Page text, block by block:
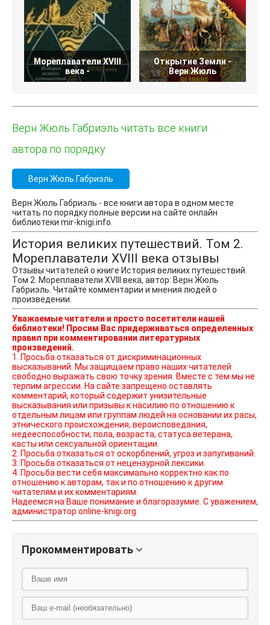
Мореплаватели XVIII
века -
Открытие Земли -
Верн Жюль
Верн Жюль Габриэль читать все книги
автора по порядку
Верн Жюль Габриэль
Верн Жюль Габриэль - все книги автора в одном месте
читать по порядку полные версии на сайте онлайн
библиотеки mir-knigi.info.
История великих путешествий. Том 2.
Мореплаватели XVIII века отзывы
Отзывы читателей о книге История великих путешествий.
Том 2. Мореплаватели XVIII века, автор: Верн Жюль
Габриэль. Читайте комментарии и мнения людей о
произведении.
Уважаемые читатели и просто посетители нашей
библиотеки! Просим Вас придерживаться определенных
правил при комментировании литературных
произведений.
1. Просьба отказаться от дискриминационных
высказываний. Мы защищаем право наших читателей
свободно выражать свою точку зрения. Вместе с тем мы не
терпим агрессии. На сайте запрещено оставлять
комментарий, который содержит унизительные
высказывания или призывы к насилию по отношению к
отдельным лицам или группам людей на основании их расы,
этнического происхождения, вероисповедания,
недееспособности, пола, возраста, статуса ветерана,
касты или сексуальной ориентации.
2. Просьба отказаться от оскорблений, угроз и запугиваний.
3. Просьба отказаться от нецензурной лексики.
4. Просьба вести себя максимально корректно как по
отношению к авторам, так и по отношению к другим
читателям и их комментариям.
Надеемся на Ваше понимание и благоразумие. С уважением,
администратор online-knigi.org
Прокомментировать